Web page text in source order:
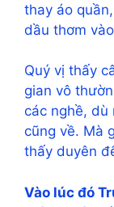
thay áo
dầu thơm
Quý vị thấy
gian vô
các nghề, dù
cũng về. Mà
thấy duyên
Vào lúc đó